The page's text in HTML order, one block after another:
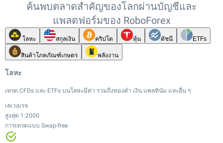
ค้นพบตลาดสำคัญของโลกผ่านบัญชีและ
แพลตฟอร์มของ RoboForex
โลหะ สกุลเงิน คริปโต หุ้น ดัชนี ETFs
สินค้าโภคภัณฑ์เกษตร พลังงาน
โลหะ
เทรด CFDs และ ETFs บนโลหะมีค่า รวมถึงทองคำ เงิน แพลทินัม และอื่น ๆ
เลเวอเรจ
สูงสุด 1:2000
การเทรดแบบ Swap-free
เลเวอเรจ